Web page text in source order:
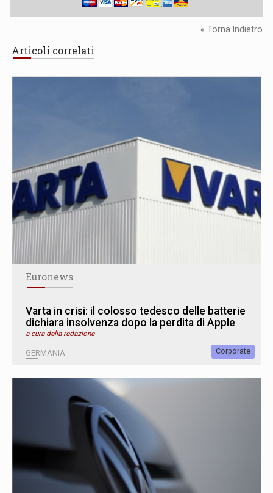
« Torna Indietro
Articoli correlati
Euronews
Varta in crisi: il colosso tedesco delle batterie
dichiara insolvenza dopo la perdita di Apple
a cura della redazione
GERMANIA Corporate